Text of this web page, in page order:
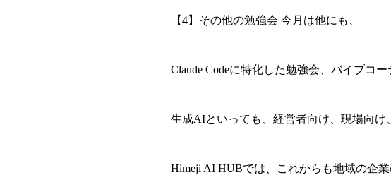
【4】その他の勉強会 今月は他にも、
Claude Codeに特化した勉強会、バイブコ
生成AIといっても、経営者向け、現場向け
Himeji AI HUBでは、これからも地域の企